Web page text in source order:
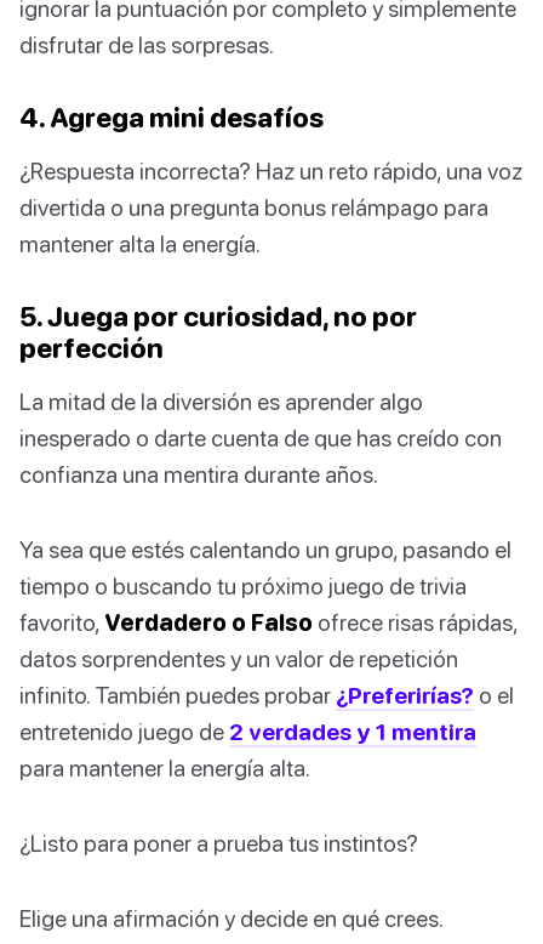
ignorar la puntuación por completo y simplemente
disfrutar de las sorpresas.
4. Agrega mini desafíos
¿Respuesta incorrecta? Haz un reto rápido, una voz
divertida o una pregunta bonus relámpago para
mantener alta la energía.
5. Juega por curiosidad, no por
perfección
La mitad de la diversión es aprender algo
inesperado o darte cuenta de que has creído con
confianza una mentira durante años.
Ya sea que estés calentando un grupo, pasando el
tiempo o buscando tu próximo juego de trivia
favorito, Verdadero o Falso ofrece risas rápidas,
datos sorprendentes y un valor de repetición
infinito. También puedes probar ¿Preferirías? o el
entretenido juego de 2 verdades y 1 mentira
para mantener la energía alta.
¿Listo para poner a prueba tus instintos?
Elige una afirmación y decide en qué crees.